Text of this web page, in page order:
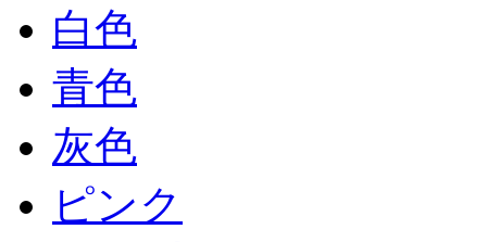
白色
青色
灰色
ピンク